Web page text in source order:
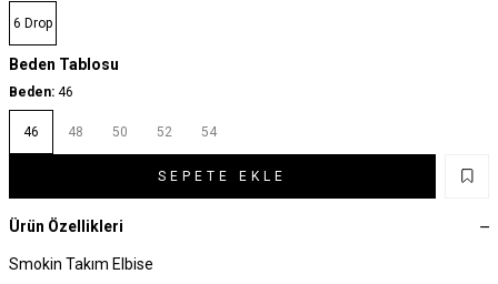
6 Drop
Beden Tablosu
Beden: 46
46 48 50 52 54
SEPETE EKLE
Ürün Özellikleri
Smokin Takım Elbise